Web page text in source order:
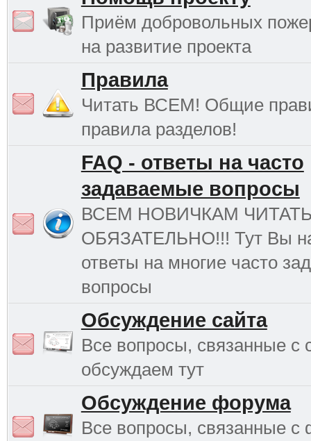
Приём добровольных
на развитие проекта
Правила
Читать ВСЕМ! Общие
правила разделов!
FAQ - ответы на часто
задаваемые вопросы
ВСЕМ НОВИЧКАМ
ОБЯЗАТЕЛЬНО!!! Тут Вы
ответы на многие часто
вопросы
Обсуждение сайта
Все вопросы, связанные с
обсуждаем тут
Обсуждение форума
Все вопросы, связанные